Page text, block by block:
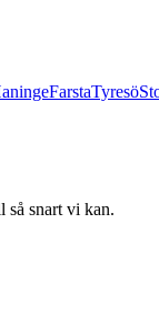
FarstaTyresö
så snart vi kan.